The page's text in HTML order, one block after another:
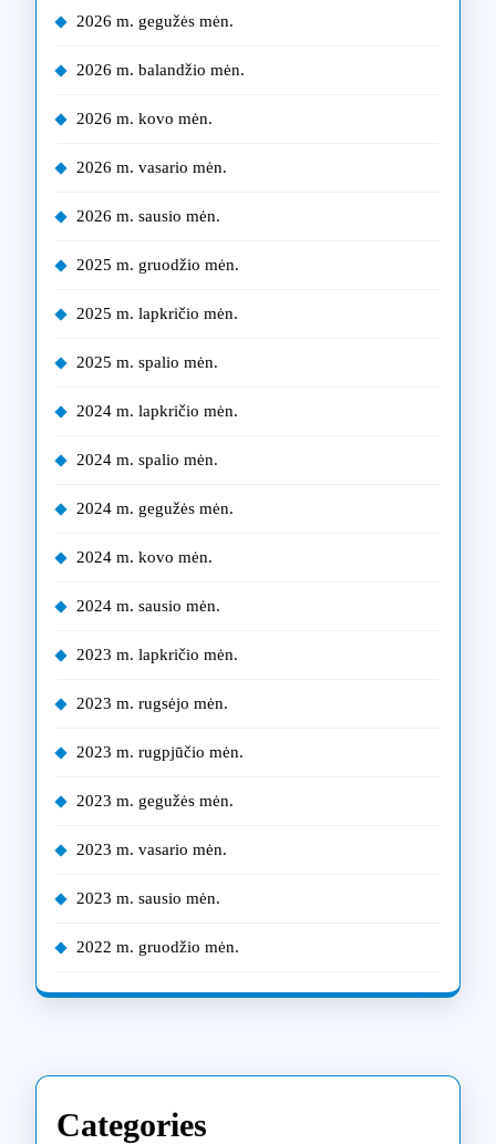
2026 m. gegužės mėn.
2026 m. balandžio mėn.
2026 m. kovo mėn.
2026 m. vasario mėn.
2026 m. sausio mėn.
2025 m. gruodžio mėn.
2025 m. lapkričio mėn.
2025 m. spalio mėn.
2024 m. lapkričio mėn.
2024 m. spalio mėn.
2024 m. gegužės mėn.
2024 m. kovo mėn.
2024 m. sausio mėn.
2023 m. lapkričio mėn.
2023 m. rugsėjo mėn.
2023 m. rugpjūčio mėn.
2023 m. gegužės mėn.
2023 m. vasario mėn.
2023 m. sausio mėn.
2022 m. gruodžio mėn.
Categories